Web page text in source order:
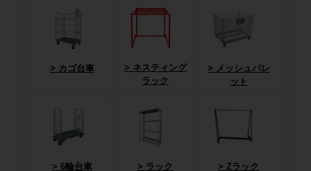
カゴ台車
ネスティング
ラック
メッシュパレ
ット
6輪台車 ラック Zラック